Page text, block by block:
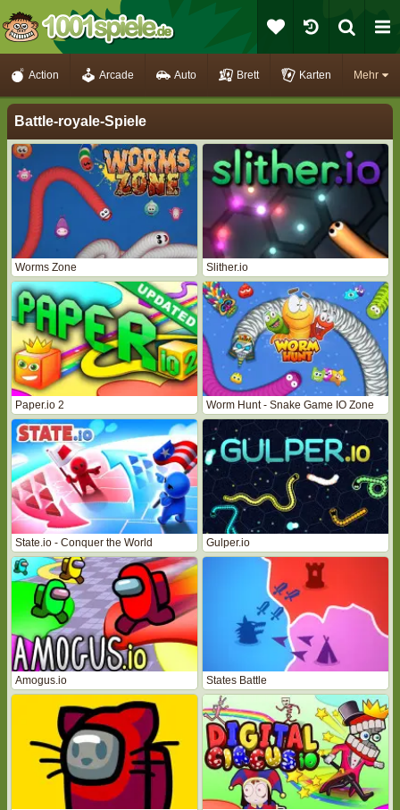
Mehr
Action Arcade Auto Brett Karten
Battle-royale-Spiele
Worms Zone Slither.io
Paper.io 2 Worm Hunt - Snake Game IO Zone
State.io - Conquer the World Gulper.io
Amogus.io States Battle